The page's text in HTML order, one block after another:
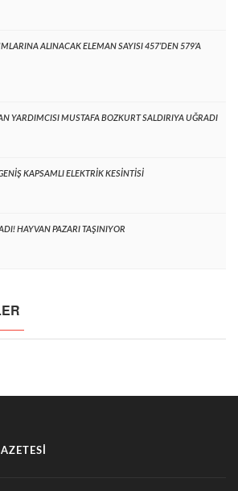
ALINACAK ELEMAN SAYISI 457’DEN 579’A
YARDIMCISI MUSTAFA BOZKURT SALDIRIYA UĞRADI
KAPSAMLI ELEKTRİK KESİNTİSİ
HAYVAN PAZARI TAŞINIYOR